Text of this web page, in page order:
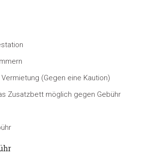
(Gegen eine Kaution)
Zusatzbett möglich gegen Gebühr